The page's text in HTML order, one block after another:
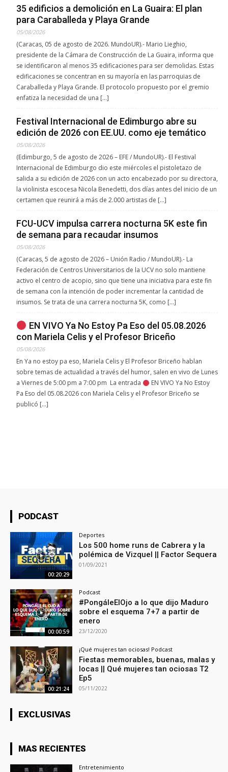
35 edificios a demolición en La Guaira: El plan
para Caraballeda y Playa Grande
05/08/2026
(Caracas, 05 de agosto de 2026. MundoUR).- Mario Lieghio,
presidente de la Cámara de Construcción de La Guaira, informa que
se identificaron al menos 35 edificaciones para ser demolidas. Estas
edificaciones se concentran en su mayoría en las parroquias de
Caraballeda y Playa Grande. El protocolo propuesto por el gremio
enfatiza la necesidad de una […]
Festival Internacional de Edimburgo abre su
edición de 2026 con EE.UU. como eje temático
05/08/2026
(Edimburgo, 5 de agosto de 2026 – EFE / MundoUR).- El Festival
Internacional de Edimburgo dio este miércoles el pistoletazo de
salida a su edición de 2026 con un acto encabezado por su directora,
la violinista escocesa Nicola Benedetti, dos días antes del inicio de un
certamen que reunirá a más de 2.000 artistas de […]
FCU-UCV impulsa carrera nocturna 5K este fin
de semana para recaudar insumos
05/08/2026
(Caracas, 5 de agosto de 2026 – Unión Radio / MundoUR).- La
Federación de Centros Universitarios de la UCV no solo mantiene
activo el centro de acopio, sino que tiene una iniciativa para este fin
de semana con la intención de poder incrementar la cantidad de
insumos. Se trata de una carrera nocturna 5K, como […]
EN VIVO Ya No Estoy Pa Eso del 05.08.2026
con Mariela Celis y el Profesor Briceño
05/08/2026
En Ya no estoy pa eso, Mariela Celis y El Profesor Briceño hablan
sobre temas de actualidad a través del humor, salen en vivo de Lunes
a Viernes de 5:00 pm a 7:00 pm La entrada
EN VIVO Ya No Estoy
Pa Eso del 05.08.2026 con Mariela Celis y el Profesor Briceño se
publicó […]
PODCAST
00:20:29
Deportes
Los 500 home runs de Cabrera y la
polémica de Vizquel || Factor Sequera
01/09/2021
00:00:59
Podcast
#PongáleElOjo a lo que dijo Maduro
sobre el esquema 7+7 a partir de
enero
23/12/2020
00:21:24
¡Qué mujeres tan ociosas! Podcast
Fiestas memorables, buenas, malas y
locas || Qué mujeres tan ociosas T2
Ep5
05/11/2022
EXCLUSIVAS
MAS RECIENTES
Entretenimiento